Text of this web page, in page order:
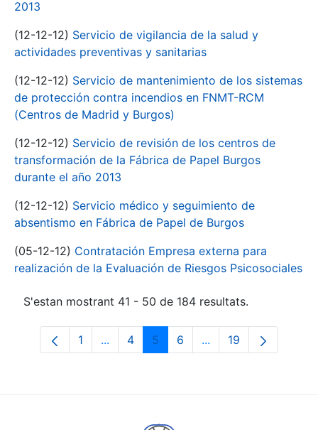
2013
(12-12-12) Servicio de vigilancia de la salud y
actividades preventivas y sanitarias
(12-12-12) Servicio de mantenimiento de los sistemas
de protección contra incendios en FNMT-RCM
(Centros de Madrid y Burgos)
(12-12-12) Servicio de revisión de los centros de
transformación de la Fábrica de Papel Burgos
durante el año 2013
(12-12-12) Servicio médico y seguimiento de
absentismo en Fábrica de Papel de Burgos
(05-12-12) Contratación Empresa externa para
realización de la Evaluación de Riesgos Psicosociales
S'estan mostrant 41 - 50 de 184 resultats.
Pàgina
1 ...Pàgines intermèdies Utilitzeu TAB per
Pàgina
4 Pàgina
5 Pàgina
6 ...PàginesPàgina
19